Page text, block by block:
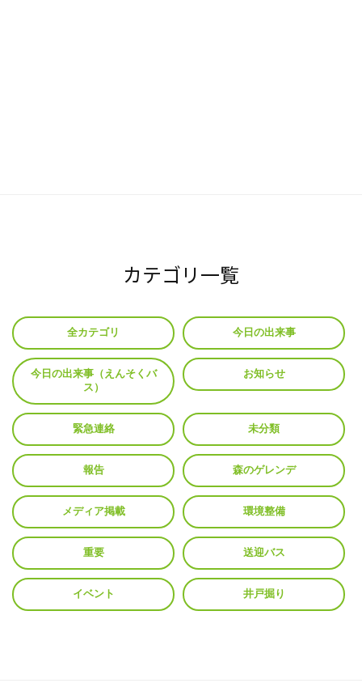
カテゴリ一覧
全カテゴリ 今日の出来事
今日の出来事（えんそくバ
ス）
お知らせ
緊急連絡 未分類
報告 森のゲレンデ
メディア掲載 環境整備
重要 送迎バス
イベント 井戸掘り